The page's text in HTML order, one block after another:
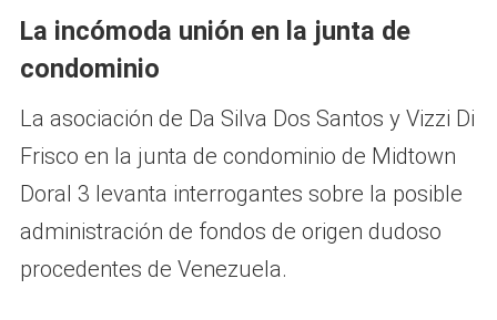
La incómoda unión en la junta de
condominio
La asociación de Da Silva Dos Santos y Vizzi Di
Frisco en la junta de condominio de Midtown
Doral 3 levanta interrogantes sobre la posible
administración de fondos de origen dudoso
procedentes de Venezuela.